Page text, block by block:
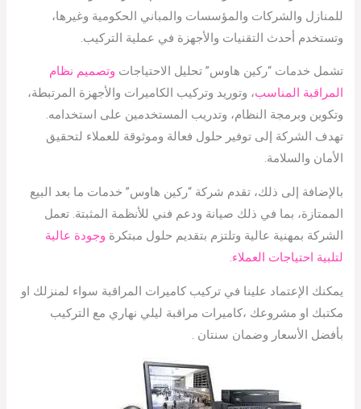
للمنازل والشركات والمؤسسات والمباني الحكومية وغيرها،
وتستخدم أحدث التقنيات والأجهزة في عملية التركيب.
تشمل خدمات “ركين هاوس” تحليل الاحتياجات وتصميم نظام
المراقبة المناسب، وتوريد وتركيب الكاميرات والأجهزة المرتبطة،
وتكوين وبرمجة النظام، وتدريب المستخدمين على استخدامه.
تهدف الشركة إلى توفير حلول فعالة وموثوقة للعملاء لتحقيق
الأمان والسلامة.
بالإضافة إلى ذلك، تقدم شركة “ركين هاوس” خدمات ما بعد البيع
الممتازة، بما في ذلك صيانة ودعم فني للأنظمة المثبتة. تعمل
الشركة بمهنية عالية وتلتزم بتقديم حلول مبتكرة وجودة عالية
لتلبية احتياجات العملاء.
يمكنك الإعتماد علينا في تركيب كاميرات المراقبة سواء لمنزلك او
مكتبك او مشروعك ،كاميرات مراقبة ليلي نهاري مع التركيب
بأفضل الأسعار وضمان سنتان .